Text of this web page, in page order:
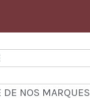
DE NOS MARQUES